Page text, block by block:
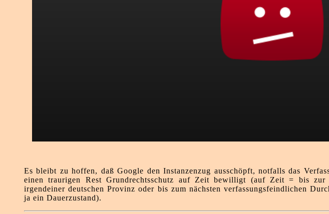
Es bleibt zu hoffen, daß Google den Instanzenzug ausschöpft, notfalls das
einen traurigen Rest Grundrechtsschutz auf Zeit bewilligt (auf Zeit = bis zur
irgendeiner deutschen Provinz oder bis zum nächsten verfassungsfeindlichen
ja ein Dauerzustand).